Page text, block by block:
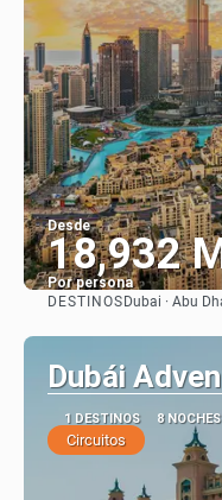
Desde
18,932
Por persona
DESTINOS Dubai · Abu
Dubái
1 DESTINOS 8 NOCHES
Circuitos